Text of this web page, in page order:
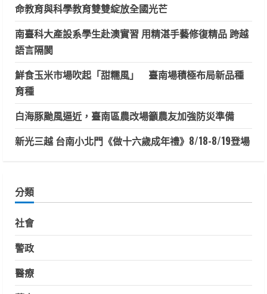
命教育與科學教育雙雙綻放全國光芒
南臺科大產設系學生赴澳實習 用精湛手藝修復精品 跨越
語言隔閡
鮮食玉米市場吹起「甜糯風」 臺南場積極布局新品種
育種
白海豚颱風逼近，臺南區農改場籲農友加強防災準備
新光三越 台南小北門《做十六歲成年禮》8/18-8/19登場
分類
社會
警政
醫療